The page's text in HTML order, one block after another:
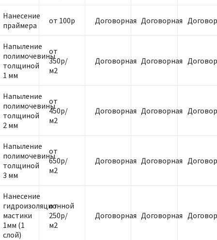
Нанесение
праймера
от 100р Договорная Договорная
Напыление
полимочевины
толщиной
1 мм
от
350р/
м2
Договорная Договорная
Напыление
полимочевины
толщиной
2 мм
от
450р/
м2
Договорная Договорная
Напыление
полимочевины
толщиной
3 мм
от
650р/
м2
Договорная Договорная
Нанесение
гидроизоляционной
мастики
1мм (1
слой)
от
250р/
м2
Договорная Договорная